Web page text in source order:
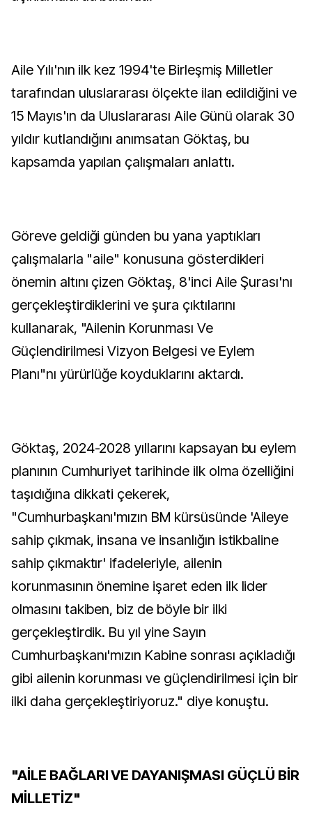
Aile Yılı'nın ilk kez 1994'te Birleşmiş Milletler
tarafından uluslararası ölçekte ilan edildiğini ve
15 Mayıs'ın da Uluslararası Aile Günü olarak 30
yıldır kutlandığını anımsatan Göktaş, bu
kapsamda yapılan çalışmaları anlattı.
Göreve geldiği günden bu yana yaptıkları
çalışmalarla "aile" konusuna gösterdikleri
önemin altını çizen Göktaş, 8'inci Aile Şurası'nı
gerçekleştirdiklerini ve şura çıktılarını
kullanarak, "Ailenin Korunması Ve
Güçlendirilmesi Vizyon Belgesi ve Eylem
Planı"nı yürürlüğe koyduklarını aktardı.
Göktaş, 2024-2028 yıllarını kapsayan bu eylem
planının Cumhuriyet tarihinde ilk olma özelliğini
taşıdığına dikkati çekerek,
"Cumhurbaşkanı'mızın BM kürsüsünde 'Aileye
sahip çıkmak, insana ve insanlığın istikbaline
sahip çıkmaktır' ifadeleriyle, ailenin
korunmasının önemine işaret eden ilk lider
olmasını takiben, biz de böyle bir ilki
gerçekleştirdik. Bu yıl yine Sayın
Cumhurbaşkanı'mızın Kabine sonrası açıkladığı
gibi ailenin korunması ve güçlendirilmesi için bir
ilki daha gerçekleştiriyoruz." diye konuştu.
"AİLE BAĞLARI VE DAYANIŞMASI GÜÇLÜ BİR
MİLLETİZ"